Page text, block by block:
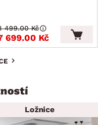
699.00 Kč
499.00 Kč
Ložnice